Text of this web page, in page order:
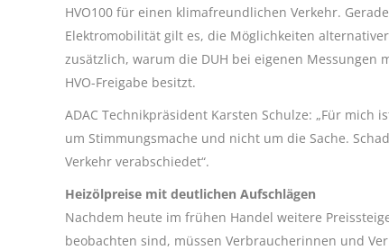
HVO100 für einen klimafreundlichen Verkehr.
Elektromobilität gilt es, die Möglichkeiten
zusätzlich, warum die DUH bei eigenen Messungen
HVO-Freigabe besitzt.
ADAC Technikpräsident Karsten Schulze: „Für
um Stimmungsmache und nicht um die Sache.
Verkehr verabschiedet“.
Heizölpreise mit deutlichen Aufschlägen
Nachdem heute im frühen Handel weitere
beobachten sind, müssen Verbraucherinnen und